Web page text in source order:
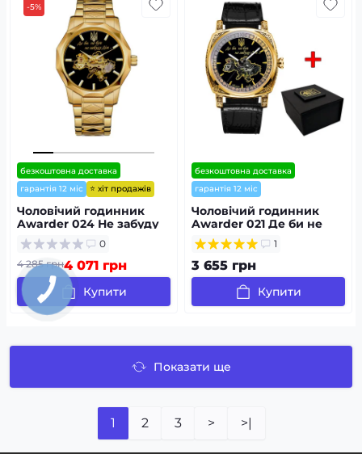
-5%
безкоштовна доставка
гарантія 12 міс
⭐ хіт продажів
Чоловічий годинник
Awarder 024 Не забуду
дім Gold-Black0
4 285 грн4 071 грн
Купити
безкоштовна доставка
гарантія 12 міс
Чоловічий годинник
Awarder 021 Де би не
був Gold-Black1
3 655 грн
Купити
Показати ще
1 2 3 > >|